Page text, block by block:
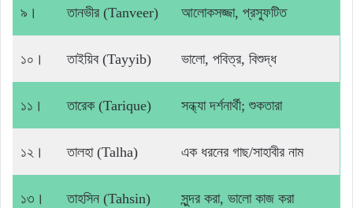
৯। তানভীর (Tanveer) আলোকসজ্জা, প্রস্ফুটিত
১০। তাইয়িব (Tayyib) ভালো, পবিত্র, বিশুদ্ধ
১১। তারেক (Tarique) সন্ধ্যা দর্শনার্থী; শুকতারা
১২। তালহা (Talha) এক ধরনের গাছ/সাহাবীর নাম
১৩। তাহসিন (Tahsin) সুন্দর করা, ভালো কাজ করা